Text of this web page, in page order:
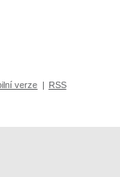
verze | RSS